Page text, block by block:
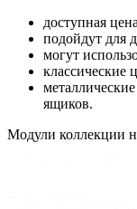
доступная
подойдут для
могут
классические
ящиков.
Модули коллекции